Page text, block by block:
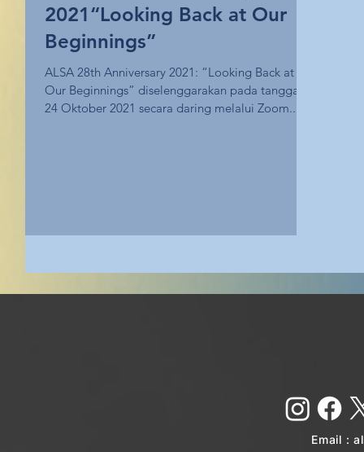
2021“Looking Back at Our
Beginnings”
ALSA 28th Anniversary 2021: “Looking Back at
Our Beginnings” diselenggarakan pada tanggal
24 Oktober 2021 secara daring melalui Zoom...
Email :